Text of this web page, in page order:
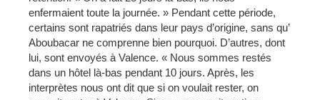
enfermaient toute la journée. » Pendant cette période,
certains sont rapatriés dans leur pays d’origine, sans qu’
Aboubacar ne comprenne bien pourquoi. D’autres, dont
lui, sont envoyés à Valence. « Nous sommes restés
dans un hôtel là-bas pendant 10 jours. Après, les
interprètes nous ont dit que si on voulait rester, on